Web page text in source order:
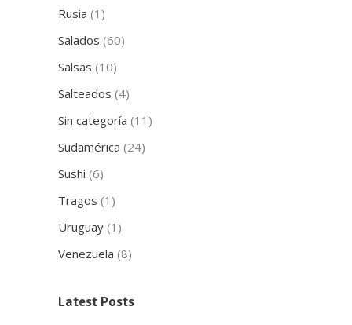
Rusia (1)
Salados (60)
Salsas (10)
Salteados (4)
Sin categoría (11)
Sudamérica (24)
Sushi (6)
Tragos (1)
Uruguay (1)
Venezuela (8)
Latest Posts